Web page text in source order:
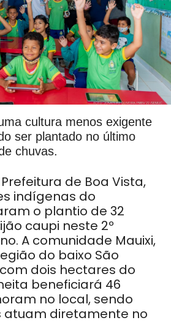
cultura menos exigente
ser plantado no último
chuvas.
de Boa Vista,
indígenas do
o plantio de 32
caupi neste 2º
A comunidade Mauixi,
do baixo São
dois hectares do
beneficiará 46
no local, sendo
atuam diretamente no